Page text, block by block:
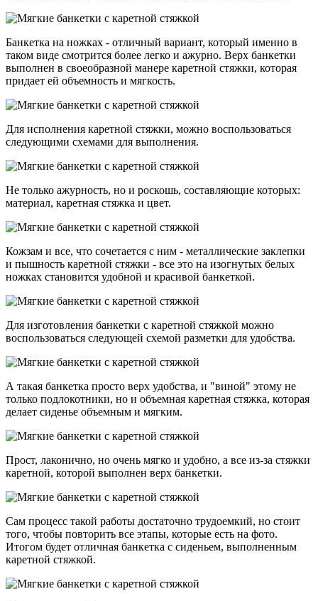
Банкетка на ножках - отличный вариант, который именно в
таком виде смотрится более легко и ажурно. Верх банкетки
выполнен в своеобразной манере каретной стяжки, которая
придает ей объемность и мягкость.
Для исполнения каретной стяжки, можно воспользоваться
следующими схемами для выполнения.
Не только ажурность, но и роскошь, составляющие которых:
материал, каретная стяжка и цвет.
Кожзам и все, что сочетается с ним - металлические заклепки
и пышность каретной стяжки - все это на изогнутых белых
ножках становится удобной и красивой банкеткой.
Для изготовления банкетки с каретной стяжкой можно
воспользоваться следующей схемой разметки для удобства.
А такая банкетка просто верх удобства, и "виной" этому не
только подлокотники, но и объемная каретная стяжка, которая
делает сиденье объемным и мягким.
Прост, лаконично, но очень мягко и удобно, а все из-за стяжки
каретной, которой выполнен верх банкетки.
Сам процесс такой работы достаточно трудоемкий, но стоит
того, чтобы повторить все этапы, которые есть на фото.
Итогом будет отличная банкетка с сиденьем, выполненным
каретной стяжкой.